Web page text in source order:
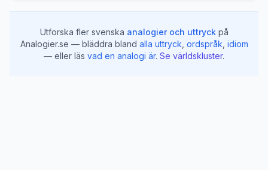
Utforska fler svenska analogier och uttryck på
Analogier.se — bläddra bland alla uttryck ordspråk idiom
— eller läs vad en analogi är. Se världskluster.